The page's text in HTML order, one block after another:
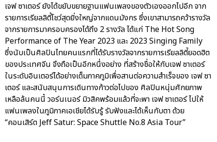
เจฟ ซาเตอร์ ยังได้ขยับขยายฐานแฟนเพลงของตัวเองออกไปอีก จาก
รายการเรียลลิตี้โชว์สุดยิ่งใหญ่จากแดนมังกร ซึ่งเขาสามารถคว้ารางวัล
จากรายการมาครอบครองได้ถึง 2 รางวัล ได้แก่ The Hot Song
Performance of The Year 2023 และ 2023 Singing Family
ซึ่งนับเป็นศิลปินไทยคนแรกที่ได้รับรางวัลจากรายการเรียลลิตี้ยอดฮิต
ของประเทศจีน จึงถือเป็นอีกหนึ่งอย่าง ที่สร้างชื่อให้กับเจฟ ซาเตอร์
ในระดับอินเตอร์ได้อย่างเต็มภาคภูมิเพื่อสานต่อความสำเร็จของ เจฟ ซา
เตอร์ และสนับสนุนการเดินทางก้าวต่อไปของ ศิลปินหนุ่มศักยภาพ
เหลือล้นคนนี้ วอร์นเนอร์ มิวสิคพร้อมแล้วที่จะพา เจฟ ซาเตอร์ ไปให้
แฟนเพลงในภูมิภาคเอเชียได้รับรู้ รับฟังและได้เห็นกับตา ด้วย
“คอนเสิร์ต Jeff Satur: Space Shuttle No.8 Asia Tour”